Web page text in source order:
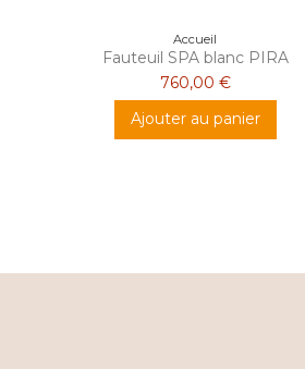
Accueil
Fauteuil SPA blanc PIRA
760,00 €
Ajouter au panier